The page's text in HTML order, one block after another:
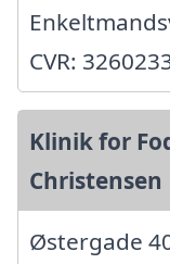
CVR:
Klinik for
Christensen
Østergade